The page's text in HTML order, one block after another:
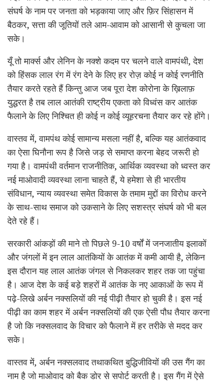
संघर्ष के नाम पर जनता को भड़काया जाए और फ़िर सिंहासन में
बैठकर, सत्ता की जूतियों तले आम-आवाम को आसानी से कुचला जा
सके।
यूँ तो मार्क्स और लेनिन के नक्शे कदम पर चलने वाले वामपंथी, देश
को हिंसक लाल रंग में रंग देने के लिए हर रोज़ कोई न कोई रणनीति
तैयार करते रहते हैं किन्तु आज जब पूरा देश कोरोना के ख़िलाफ़
युद्धरत है तब लाल आतंकी राष्ट्रीय एकता को विध्वंस कर आतंक
फैलाने के लिए निश्चित ही कोई न कोई व्यूहरचना तैयार कर रहे होंगे।
वास्तव में, वामपंथ कोई सामान्य मसला नहीं है, बल्कि यह आतंकवाद
का ऐसा घिनौना रूप है जिसे जड़ से समाप्त करना बेहद जरूरी हो
गया है। वामपंथी वर्तमान राजनीतिक, आर्थिक व्यवस्था को ध्वस्त कर
नई माओवादी व्यवस्था लाना चाहते हैं, ये हमेशा से ही भारतीय
संविधान, न्याय व्यवस्था समेत विकास के तमाम मुद्दों का विरोध करने
के साथ-साथ समाज को उकसाने के लिए सशस्त्र संघर्ष को भी बल
देते रहे हैं।
सरकारी आंकड़ों की माने तो पिछले 9-10 वर्षों में जनजातीय इलाकों
और जंगलों में इन लाल आतंकियों के आतंक में कमी आयी है, लेकिन
इस दौरान यह लाल आतंक जंगल से निकलकर शहर तक जा पहुंचा
है। आज देश के कई बड़े शहरों में आतंक के नए आकाओं के रूप में
पढ़े-लिखे अर्बन नक्सलियों की नई पीढ़ी तैयार हो चुकी है। इस नई
पीढ़ी का काम शहर में अर्बन नक्सलियों की एक ऐसी पौध तैयार करना
है जो कि नक्सलवाद के विचार को फैलाने में हर तरीके से मदद कर
सके।
वास्तव में, अर्बन नक्सलवाद तथाकथित बुद्धिजीवियों की उस गैंग का
नाम है जो माओवाद को बैक डोर से सपोर्ट करती है। इस गैंग में ऐसे